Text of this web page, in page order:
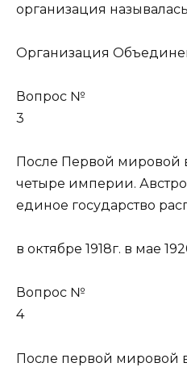
организация
Организация
Вопрос №
3
После Первой мировой
четыре империи.
единое государство
в октябре 1918г. в мае
Вопрос №
4
После первой мировой